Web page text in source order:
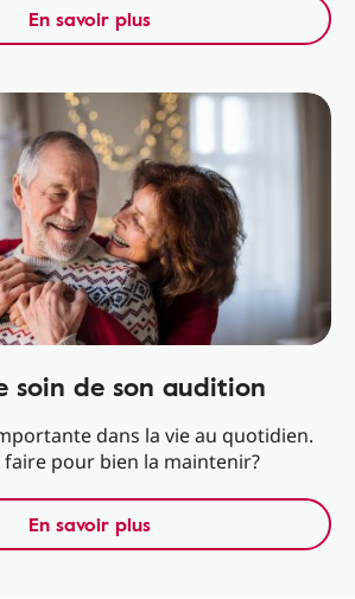
En savoir plus
soin de son audition
dans la vie au quotidien.
faire pour bien la maintenir?
En savoir plus